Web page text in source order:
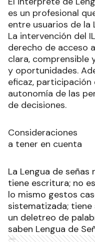
es un profesional
entre usuarios de la
La intervención del
derecho de acceso
clara, comprensible
y oportunidades.
eficaz,
autonomía de las
de decisiones.
Consideraciones
a tener en cuenta
La Lengua de señas
tiene escritura; no
lo mismo gestos
sistematizada;
un deletreo de
saben Lengua de
Ads